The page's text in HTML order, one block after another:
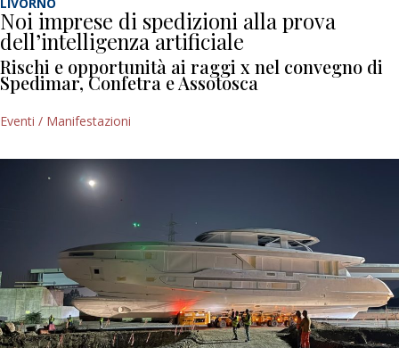
Noi imprese di spedizioni alla prova
dell’intelligenza artificiale
Rischi e opportunità ai raggi x nel convegno di
Spedimar, Confetra e Assotosca
Eventi / Manifestazioni